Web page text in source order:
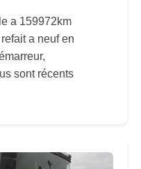
a 159972km
a neuf en
sont récents